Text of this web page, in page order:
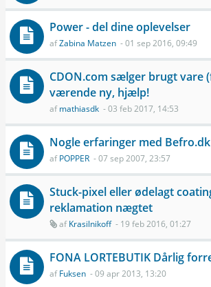
Power - del dine oplevelser
afZabina Matzen - 01 sep 2016, 09:49
CDON.com sælger brugt vare
værende ny, hjælp!
afmathiasdk - 03 feb 2017, 14:53
Nogle erfaringer med Befro.dk
afPOPPER - 07 sep 2007, 23:57
Stuck-pixel eller ødelagt
reklamation nægtet
afKrasilnikoff- 19 feb 2016, 01:27
FONA LORTEBUTIK Dårlig
afFuksen - 09 apr 2013, 13:20